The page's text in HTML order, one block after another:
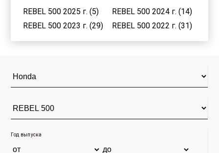
REBEL 500 2025 г. (5)
REBEL 500 2024 г. (14)
REBEL 500 2023 г. (29)
REBEL 500 2022 г. (31)
REBEL 500 2021 г. (40)
REBEL 500 2020 г. (45)
Год выпуска